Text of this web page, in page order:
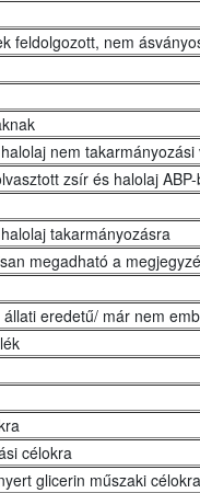
feldolgozott, nem
nem
zsír és halolaj
takarmányozásra
megadható a
eredetű/ már nem
célokra
glicerin műszaki célokra